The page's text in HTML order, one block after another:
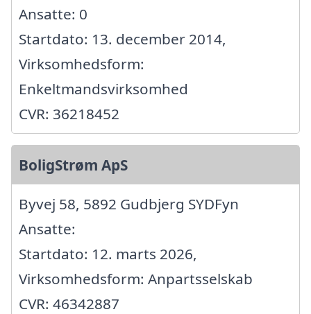
Ansatte: 0
Startdato: 13. december 2014,
Virksomhedsform:
Enkeltmandsvirksomhed
CVR: 36218452
BoligStrøm ApS
Byvej 58, 5892 Gudbjerg SYDFyn
Ansatte:
Startdato: 12. marts 2026,
Virksomhedsform: Anpartsselskab
CVR: 46342887